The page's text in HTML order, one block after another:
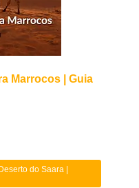
Marrocos | Guia
do Saara |